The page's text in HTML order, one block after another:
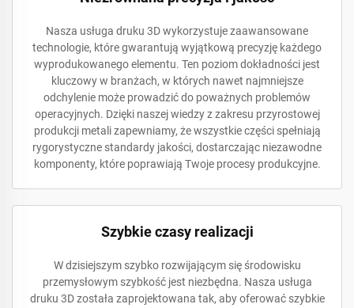
Nasza usługa druku 3D wykorzystuje zaawansowane
technologie, które gwarantują wyjątkową precyzję każdego
wyprodukowanego elementu. Ten poziom dokładności jest
kluczowy w branżach, w których nawet najmniejsze
odchylenie może prowadzić do poważnych problemów
operacyjnych. Dzięki naszej wiedzy z zakresu przyrostowej
produkcji metali zapewniamy, że wszystkie części spełniają
rygorystyczne standardy jakości, dostarczając niezawodne
komponenty, które poprawiają Twoje procesy produkcyjne.
Szybkie czasy realizacji
W dzisiejszym szybko rozwijającym się środowisku
przemysłowym szybkość jest niezbędna. Nasza usługa
druku 3D została zaprojektowana tak, aby oferować szybkie